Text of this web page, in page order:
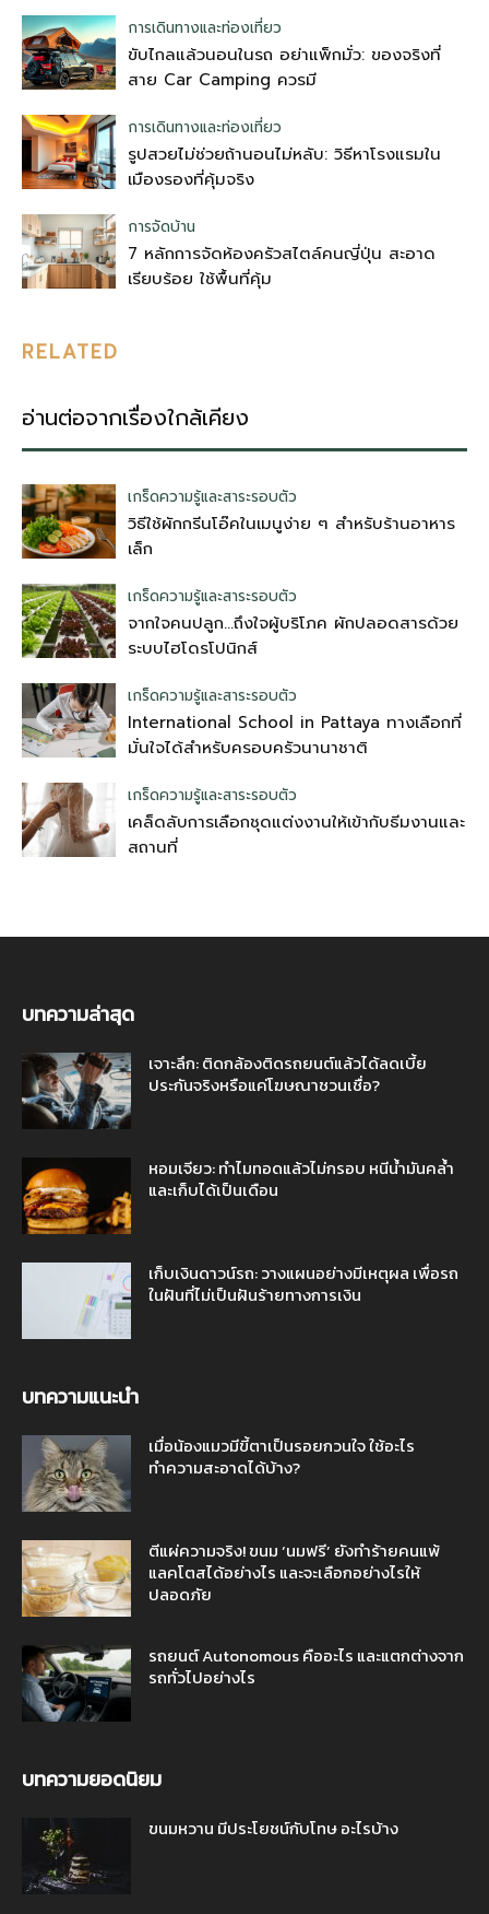
การเดินทางและท่องเที่ยว
ขับไกลแล้วนอนในรถ อย่าแพ็กมั่ว: ของจริงที่
สาย Car Camping ควรมี
การเดินทางและท่องเที่ยว
รูปสวยไม่ช่วยถ้านอนไม่หลับ: วิธีหาโรงแรมใน
เมืองรองที่คุ้มจริง
การจัดบ้าน
7 หลักการจัดห้องครัวสไตล์คนญี่ปุ่น สะอาด
เรียบร้อย ใช้พื้นที่คุ้ม
RELATED
อ่านต่อจากเรื่องใกล้เคียง
เกร็ดความรู้และสาระรอบตัว
วิธีใช้ผักกรีนโอ๊คในเมนูง่าย ๆ สำหรับร้านอาหาร
เล็ก
เกร็ดความรู้และสาระรอบตัว
จากใจคนปลูก…ถึงใจผู้บริโภค ผักปลอดสารด้วย
ระบบไฮโดรโปนิกส์
เกร็ดความรู้และสาระรอบตัว
International School in Pattaya ทางเลือกที่
มั่นใจได้สำหรับครอบครัวนานาชาติ
เกร็ดความรู้และสาระรอบตัว
เคล็ดลับการเลือกชุดแต่งงานให้เข้ากับธีมงานและ
สถานที่
บทความล่าสุด
เจาะลึก: ติดกล้องติดรถยนต์แล้วได้ลดเบี้ย
ประกันจริงหรือแค่โฆษณาชวนเชื่อ?
หอมเจียว: ทำไมทอดแล้วไม่กรอบ หนีน้ำมันคล้ำ
และเก็บได้เป็นเดือน
เก็บเงินดาวน์รถ: วางแผนอย่างมีเหตุผล เพื่อรถ
ในฝันที่ไม่เป็นฝันร้ายทางการเงิน
บทความแนะนำ
เมื่อน้องแมวมีขี้ตาเป็นรอยกวนใจ ใช้อะไร
ทำความสะอาดได้บ้าง?
ตีแผ่ความจริง! ขนม ‘นมฟรี’ ยังทำร้ายคนแพ้
แลคโตสได้อย่างไร และจะเลือกอย่างไรให้
ปลอดภัย
รถยนต์ Autonomous คืออะไร และแตกต่างจาก
รถทั่วไปอย่างไร
บทความยอดนิยม
ขนมหวาน มีประโยชน์กับโทษ อะไรบ้าง